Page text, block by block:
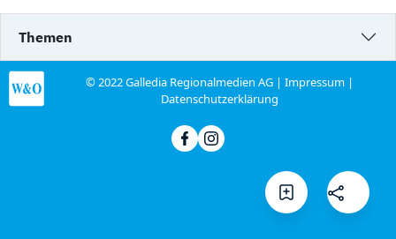
Themen
© 2022 Galledia Regionalmedien AG |Impressum |
Datenschutzerklärung